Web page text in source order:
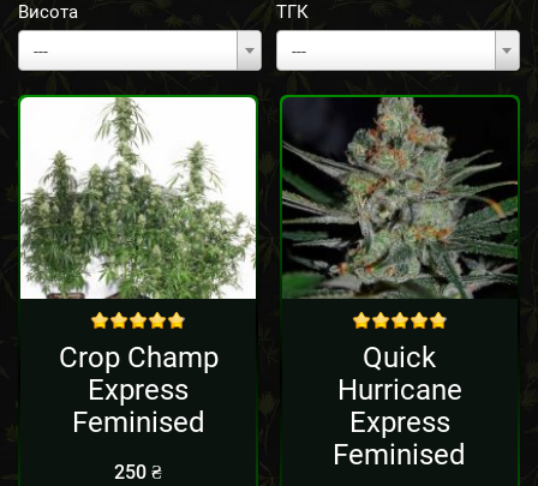
Висота
---
ТГК
---
Crop Champ
Express
Feminised
250₴
Quick
Hurricane
Express
Feminised